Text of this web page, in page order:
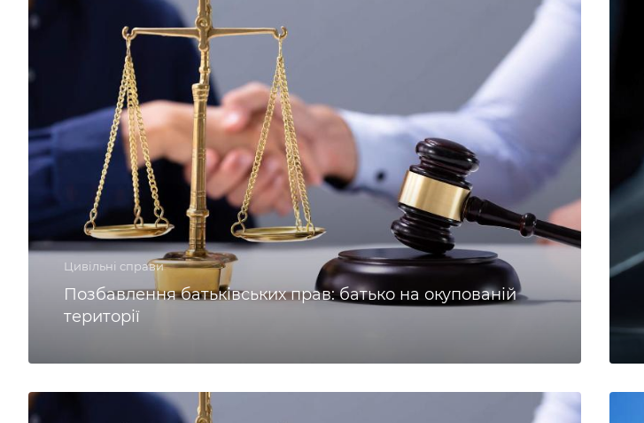
Цивільні справи
Позбавлення батьківських прав: батько на окупованій
території